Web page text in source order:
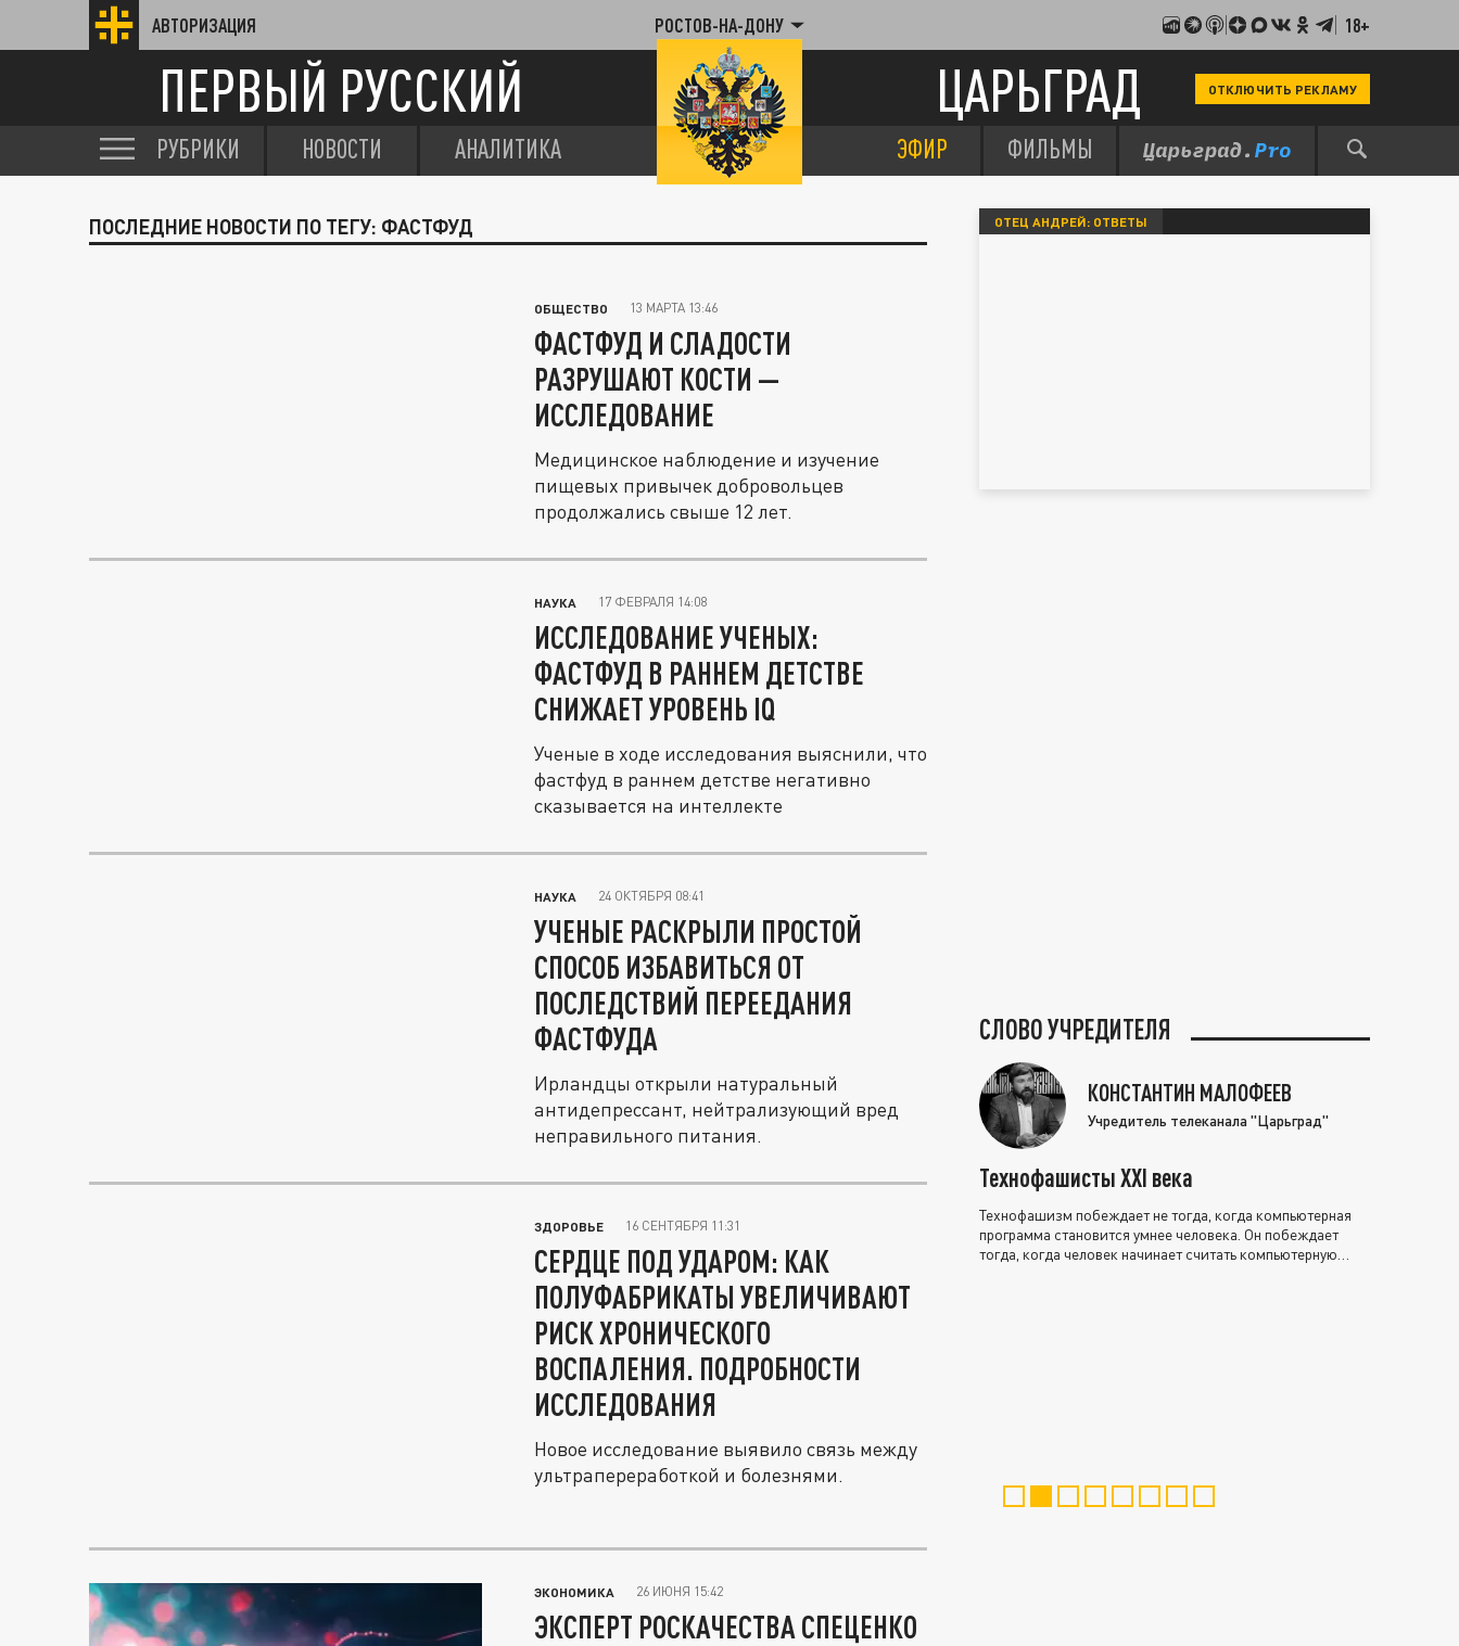
АВТОРИЗАЦИЯ РОСТОВ-НА-ДОНУ 18+
ПЕРВЫЙ РУССКИЙ ЦАРЬГРАД ОТКЛЮЧИТЬ РЕКЛАМУ
РУБРИКИ НОВОСТИ АНАЛИТИКА ЭФИР ФИЛЬМЫ
ПОСЛЕДНИЕ НОВОСТИ ПО ТЕГУ: ФАСТФУД
ОБЩЕСТВО 13 МАРТА 13:46
ФАСТФУД И СЛАДОСТИ
РАЗРУШАЮТ КОСТИ —
ИССЛЕДОВАНИЕ
Медицинское наблюдение и изучение
пищевых привычек добровольцев
продолжались свыше 12 лет.
НАУКА 17 ФЕВРАЛЯ 14:08
ИССЛЕДОВАНИЕ УЧЕНЫХ:
ФАСТФУД В РАННЕМ ДЕТСТВЕ
СНИЖАЕТ УРОВЕНЬ IQ
Ученые в ходе исследования выяснили, что
фастфуд в раннем детстве негативно
сказывается на интеллекте
НАУКА 24 ОКТЯБРЯ 08:41
УЧЕНЫЕ РАСКРЫЛИ ПРОСТОЙ
СПОСОБ ИЗБАВИТЬСЯ ОТ
ПОСЛЕДСТВИЙ ПЕРЕЕДАНИЯ
ФАСТФУДА
Ирландцы открыли натуральный
антидепрессант, нейтрализующий вред
неправильного питания.
ЗДОРОВЬЕ 16 СЕНТЯБРЯ 11:31
СЕРДЦЕ ПОД УДАРОМ: КАК
ПОЛУФАБРИКАТЫ УВЕЛИЧИВАЮТ
РИСК ХРОНИЧЕСКОГО
ВОСПАЛЕНИЯ. ПОДРОБНОСТИ
ИССЛЕДОВАНИЯ
Новое исследование выявило связь между
ультрапереработкой и болезнями.
ЭКОНОМИКА 26 ИЮНЯ 15:42
ЭКСПЕРТ РОСКАЧЕСТВА СПЕЦЕНКО
ОТЕЦ АНДРЕЙ: ОТВЕТЫ
СЛОВО УЧРЕДИТЕЛЯ
КОНСТАНТИН МАЛОФЕЕВ
Учредитель телеканала "Царьград"
Технофашисты XXI века
Технофашизм побеждает не тогда, когда компьютерная
программа становится умнее человека. Он побеждает
тогда, когда человек начинает считать компьютерную